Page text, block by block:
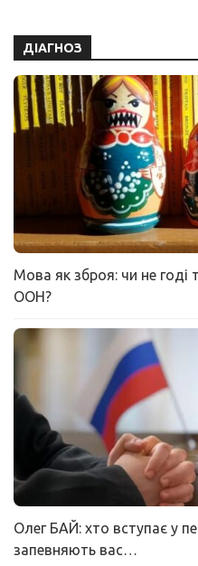
ДІАГНОЗ
Мова як зброя: чи не годі
ООН?
Олег БАЙ: хто вступає у
запевняють вас…